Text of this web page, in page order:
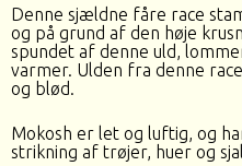
Denne sjældne fåre race
og på grund af den høje
spundet af denne uld,
varmer. Ulden fra denne
og blød.
Mokosh er let og luftig, og
strikning af trøjer, huer og